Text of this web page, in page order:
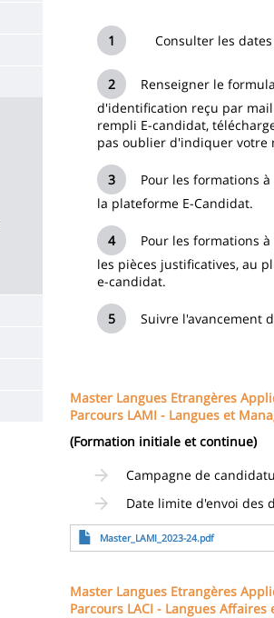
page
principale
Consulter les dates
Renseigner le
d'identification reçu par
rempli E-candidat,
pas oublier d'indiquer votre
Pour les formations
la plateforme E-Candidat.
Pour les formations
les pièces justificatives, au
e-candidat.
Suivre l'avancement
Master Langues Etrangères
Parcours LAMI - Langues et
(Formation initiale et continue)
Campagne de
Date limite d'envoi des
FichierMaster_LAMI_2023-24.pdf
Master Langues Etrangères
Parcours LACI - Langues